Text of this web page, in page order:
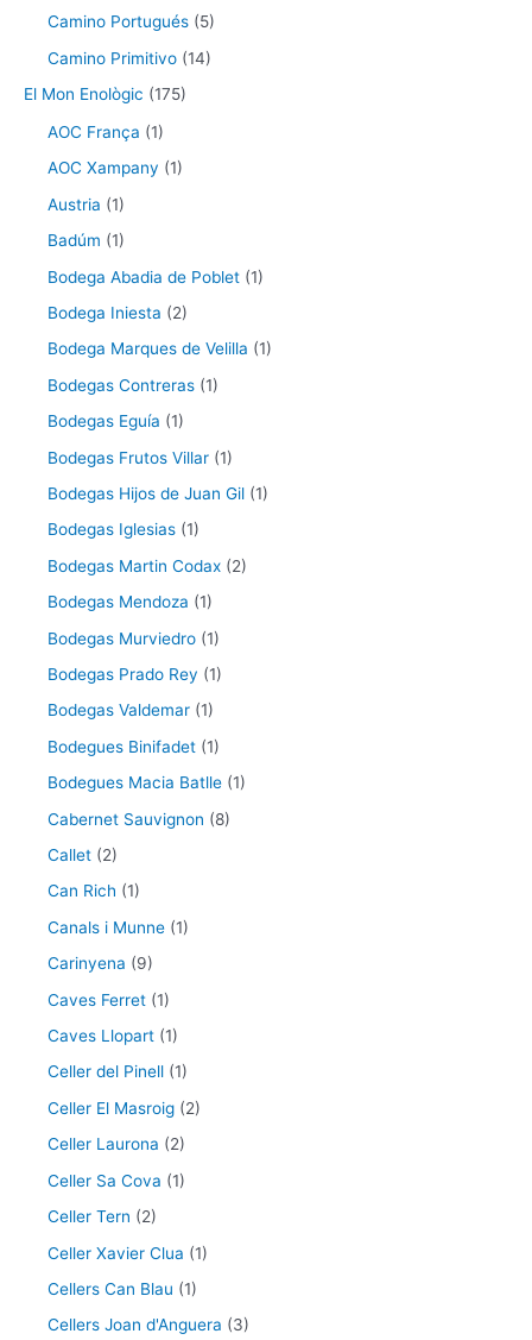
Camino Portugués (5)
Camino Primitivo (14)
El Mon Enològic (175)
AOC França (1)
AOC Xampany (1)
Austria (1)
Badúm (1)
Bodega Abadia de Poblet (1)
Bodega Iniesta (2)
Bodega Marques de Velilla (1)
Bodegas Contreras (1)
Bodegas Eguía (1)
Bodegas Frutos Villar (1)
Bodegas Hijos de Juan Gil (1)
Bodegas Iglesias (1)
Bodegas Martin Codax (2)
Bodegas Mendoza (1)
Bodegas Murviedro (1)
Bodegas Prado Rey (1)
Bodegas Valdemar (1)
Bodegues Binifadet (1)
Bodegues Macia Batlle (1)
Cabernet Sauvignon (8)
Callet (2)
Can Rich (1)
Canals i Munne (1)
Carinyena (9)
Caves Ferret (1)
Caves Llopart (1)
Celler del Pinell (1)
Celler El Masroig (2)
Celler Laurona (2)
Celler Sa Cova (1)
Celler Tern (2)
Celler Xavier Clua (1)
Cellers Can Blau (1)
Cellers Joan d'Anguera (3)